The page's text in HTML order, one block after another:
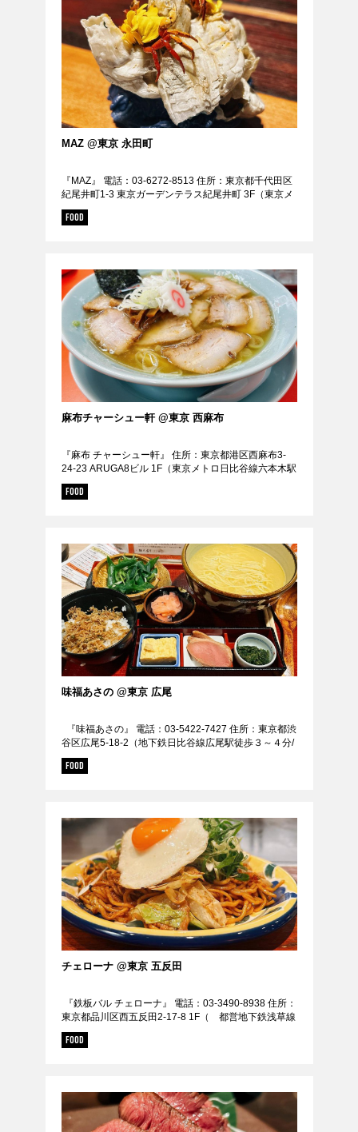
MAZ @東京 永田町
『MAZ』 電話：03-6272-8513 住所：東京都千代田区
紀尾井町1-3 東京ガーデンテラス紀尾井町 3F（東京メ
トロ「赤坂見附駅」D出口から徒歩1分/東京メトロ「永
田町駅」9a出口直結） 定休...
FOOD
麻布チャーシュー軒 @東京 西麻布
『麻布 チャーシュー軒』 住所：東京都港区西麻布3-
24-23 ARUGA8ビル 1F（東京メトロ日比谷線六本木駅
1番出口から徒歩8分） 定休日： 日曜日 URL：
https://tabelog.co...
FOOD
味福あさの @東京 広尾
『味福あさの』 電話：03-5422-7427 住所：東京都渋
谷区広尾5-18-2（地下鉄日比谷線広尾駅徒歩３～４分/
ＪＲ山手線恵比寿駅徒歩１０分/広尾駅から316m） 定
休日： 月曜...
FOOD
チェローナ @東京 五反田
『鉄板バル チェローナ』 電話：03-3490-8938 住所：
東京都品川区西五反田2-17-8 1F（ 都営地下鉄浅草線
【五反田駅】A2出口徒歩３分/五反田駅から234m） 定
休日： 日曜日...
FOOD